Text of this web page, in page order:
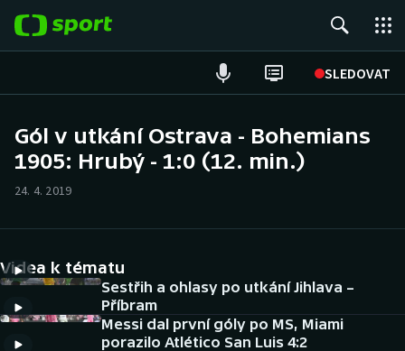
SLEDOVAT
Hokej
Cyklistika
DALŠÍ SPORTY
Gól v utkání Ostrava - Bohemians
1905: Hrubý - 1:0 (12. min.)
24. 4. 2019
Videa k tématu
Sestřih a ohlasy po utkání Jihlava –
Příbram
Messi dal první góly po MS, Miami
porazilo Atlético San Luis 4:2